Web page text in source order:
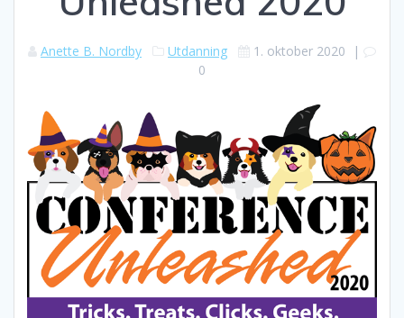
Anette B. Nordby Utdanning 1. oktober 2020 |
0